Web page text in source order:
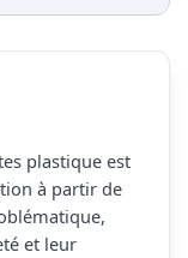
plastique est
à partir de
et leur